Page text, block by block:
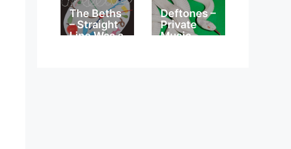
The Beths
– Straight
Line Was a
Deftones –
Private
Music